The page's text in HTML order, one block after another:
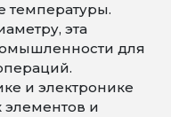
температуры.
эта
для
и электронике
элементов и